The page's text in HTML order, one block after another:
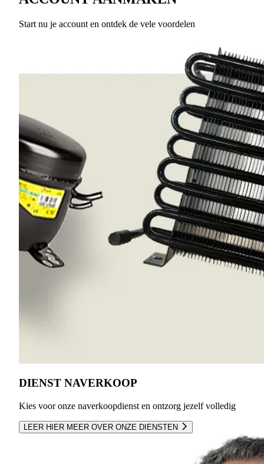
Start nu je account en ontdek de vele voordelen
DIENST NAVERKOOP
Kies voor onze naverkoopdienst en ontzorg jezelf volledig
LEER HIER MEER OVER ONZE DIENSTEN